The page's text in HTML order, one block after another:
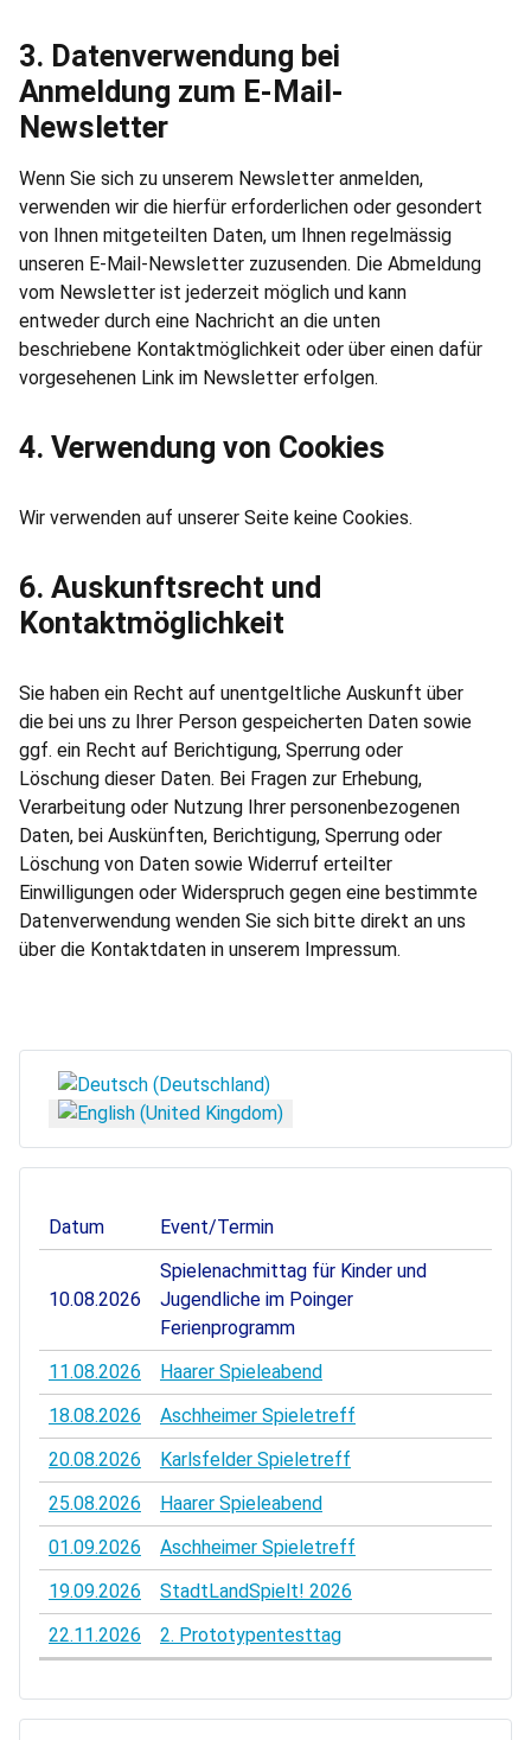
3. Datenverwendung bei
Anmeldung zum E-Mail-
Newsletter
Wenn Sie sich zu unserem Newsletter anmelden,
verwenden wir die hierfür erforderlichen oder gesondert
von Ihnen mitgeteilten Daten, um Ihnen regelmässig
unseren E-Mail-Newsletter zuzusenden. Die Abmeldung
vom Newsletter ist jederzeit möglich und kann
entweder durch eine Nachricht an die unten
beschriebene Kontaktmöglichkeit oder über einen dafür
vorgesehenen Link im Newsletter erfolgen.
4. Verwendung von Cookies
Wir verwenden auf unserer Seite keine Cookies.
6. Auskunftsrecht und
Kontaktmöglichkeit
Sie haben ein Recht auf unentgeltliche Auskunft über
die bei uns zu Ihrer Person gespeicherten Daten sowie
ggf. ein Recht auf Berichtigung, Sperrung oder
Löschung dieser Daten. Bei Fragen zur Erhebung,
Verarbeitung oder Nutzung Ihrer personenbezogenen
Daten, bei Auskünften, Berichtigung, Sperrung oder
Löschung von Daten sowie Widerruf erteilter
Einwilligungen oder Widerspruch gegen eine bestimmte
Datenverwendung wenden Sie sich bitte direkt an uns
über die Kontaktdaten in unserem Impressum.
Select your language
Datum Event/Termin
10.08.2026
Spielenachmittag für Kinder und
Jugendliche im Poinger
Ferienprogramm
11.08.2026
Haarer Spieleabend
18.08.2026
Aschheimer Spieletreff
20.08.2026
Karlsfelder Spieletreff
25.08.2026
Haarer Spieleabend
01.09.2026
Aschheimer Spieletreff
19.09.2026
StadtLandSpielt! 2026
22.11.2026
2. Prototypentesttag